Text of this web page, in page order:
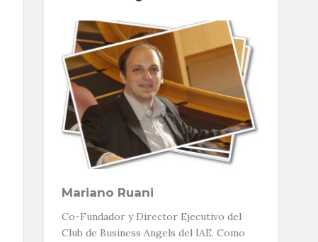
Mariano Ruani
Co-Fundador y Director Ejecutivo del
Club de Business Angels del IAE. Como